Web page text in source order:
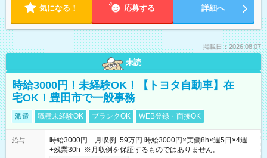
気になる！ 応募する 詳細へ
掲載日：2026.08.07
未読
時給3000円！未経験OK！【トヨタ自動車】在
宅OK！豊田市で一般事務
派遣 職種未経験OK ブランクOK WEB登録・面接OK
給与
時給3000円 月収例 59万円 時給3000円×実働8h×週5日×4週
+残業30h ※月収例を保証するものではありません。